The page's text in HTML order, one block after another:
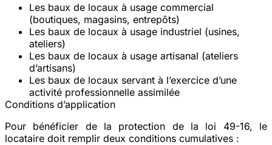
Les baux de locaux à usage commercial
(boutiques, magasins, entrepôts)
Les baux de locaux à usage industriel (usines,
ateliers)
Les baux de locaux à usage artisanal (ateliers
d’artisans)
Les baux de locaux servant à l’exercice d’une
activité professionnelle assimilée
Conditions d’application
Pour bénéficier de la protection de la loi 49-16, le
locataire doit remplir deux conditions cumulatives :